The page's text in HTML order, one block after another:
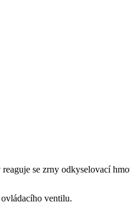
reaguje se zrny odkyselovací
ventilu.